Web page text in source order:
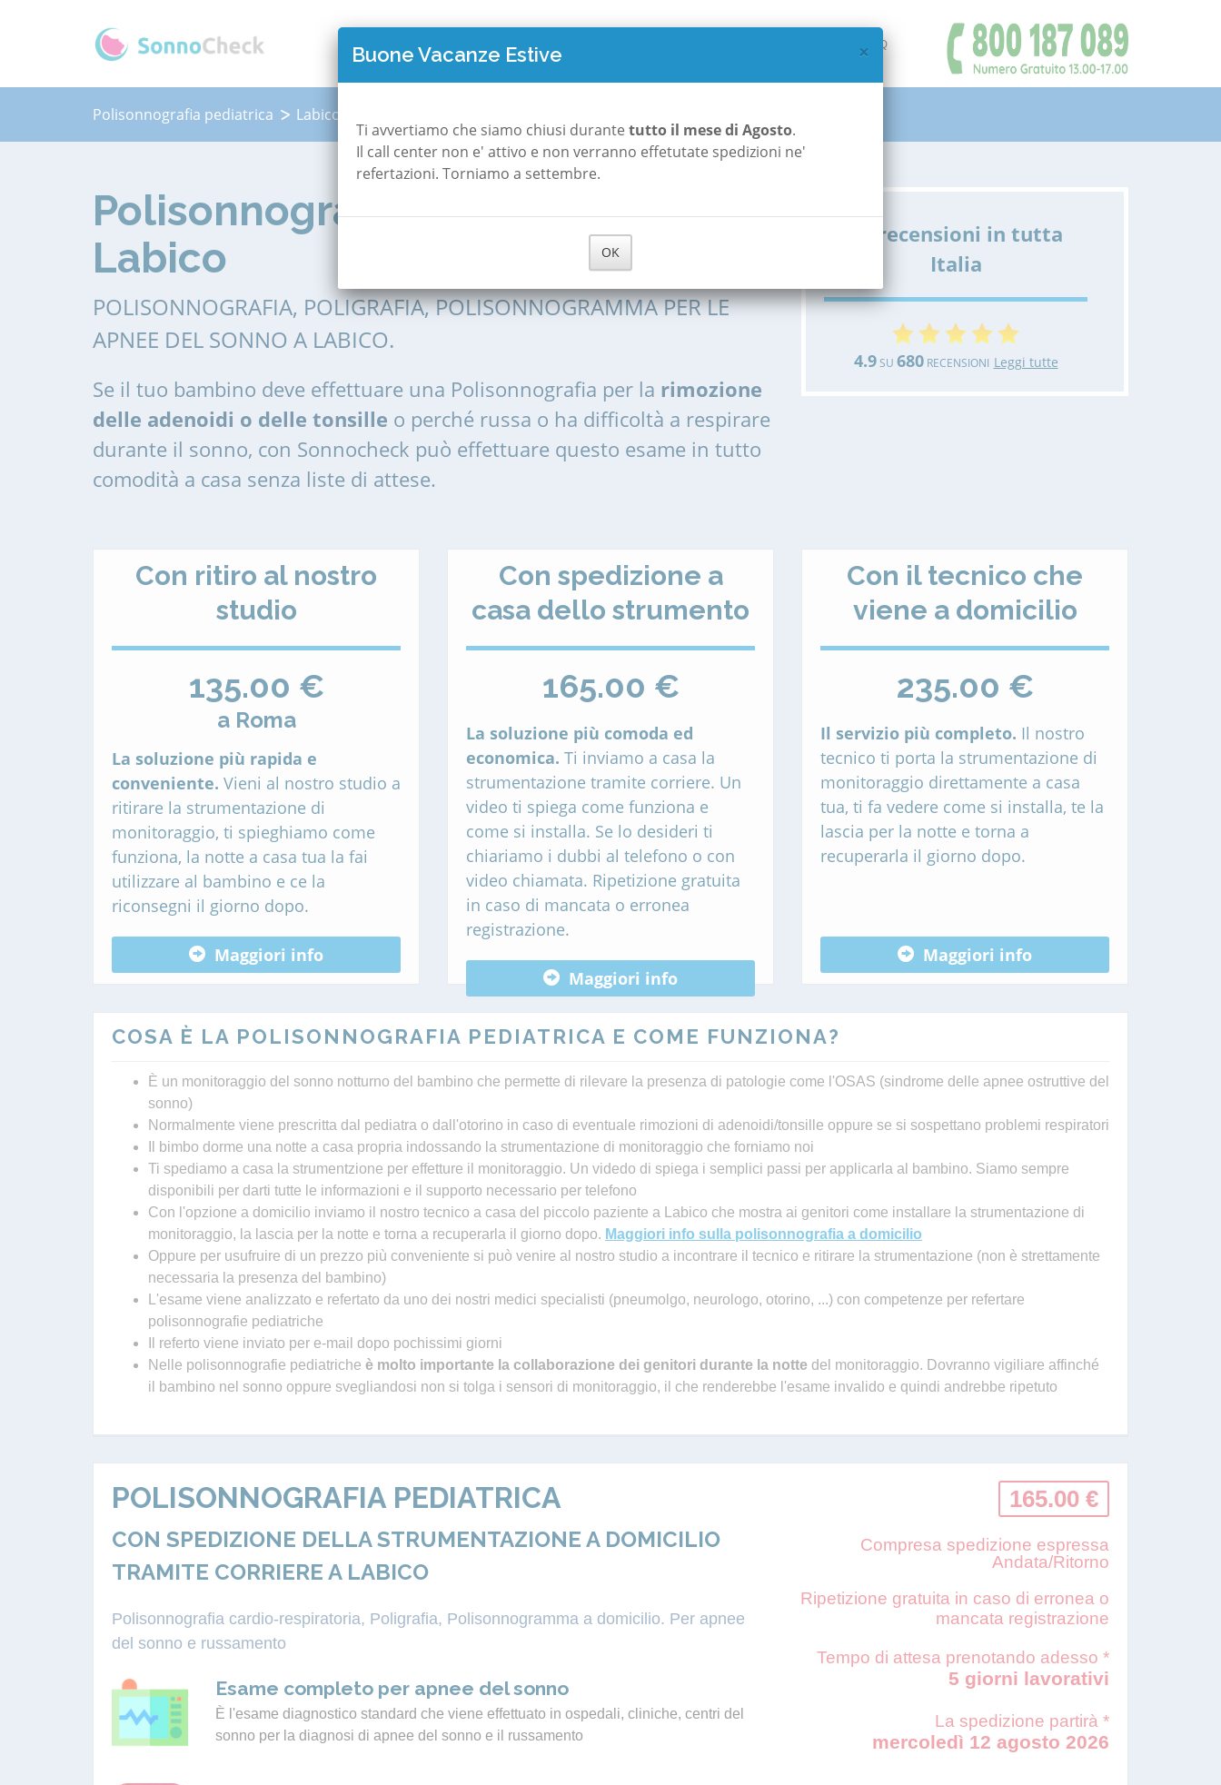
QUANTO COSTA POLISONNOGRAFIA FAQ
Polisonnografia pediatrica Labico
Polisonnografia Pediatrica a
Labico
POLISONNOGRAFIA, POLIGRAFIA, POLISONNOGRAMMA PER LE
APNEE DEL SONNO A LABICO.
Se il tuo bambino deve effettuare una Polisonnografia per la rimozione
delle adenoidi o delle tonsille o perché russa o ha difficoltà a respirare
durante il sonno, con Sonnocheck può effettuare questo esame in tutto
comodità a casa senza liste di attese.
Le recensioni in tutta
Italia
4.9SU 680RECENSIONI Leggi tutte
Con ritiro al nostro
studio
135.00 €
a Roma
La soluzione più rapida e
conveniente. Vieni al nostro studio a
ritirare la strumentazione di
monitoraggio, ti spieghiamo come
funziona, la notte a casa tua la fai
utilizzare al bambino e ce la
riconsegni il giorno dopo.
Maggiori info
Con spedizione a
casa dello strumento
165.00 €
La soluzione più comoda ed
economica. Ti inviamo a casa la
strumentazione tramite corriere. Un
video ti spiega come funziona e
come si installa. Se lo desideri ti
chiariamo i dubbi al telefono o con
video chiamata. Ripetizione gratuita
in caso di mancata o erronea
registrazione.
Maggiori info
Con il tecnico che
viene a domicilio
235.00 €
Il servizio più completo. Il nostro
tecnico ti porta la strumentazione di
monitoraggio direttamente a casa
tua, ti fa vedere come si installa, te la
lascia per la notte e torna a
recuperarla il giorno dopo.
Maggiori info
COSA È LA POLISONNOGRAFIA PEDIATRICA E COME FUNZIONA?
È un monitoraggio del sonno notturno del bambino che permette di rilevare la presenza di patologie come l'OSAS (sindrome delle apnee ostruttive del
sonno)
Normalmente viene prescritta dal pediatra o dall'otorino in caso di eventuale rimozioni di adenoidi/tonsille oppure se si sospettano problemi respiratori
Il bimbo dorme una notte a casa propria indossando la strumentazione di monitoraggio che forniamo noi
Ti spediamo a casa la strumentzione per effetture il monitoraggio. Un videdo di spiega i semplici passi per applicarla al bambino. Siamo sempre
disponibili per darti tutte le informazioni e il supporto necessario per telefono
Con l'opzione a domicilio inviamo il nostro tecnico a casa del piccolo paziente a Labico che mostra ai genitori come installare la strumentazione di
monitoraggio, la lascia per la notte e torna a recuperarla il giorno dopo. Maggiori info sulla polisonnografia a domicilio
Oppure per usufruire di un prezzo più conveniente si può venire al nostro studio a incontrare il tecnico e ritirare la strumentazione (non è strettamente
necessaria la presenza del bambino)
L'esame viene analizzato e refertato da uno dei nostri medici specialisti (pneumolgo, neurologo, otorino, ...) con competenze per refertare
polisonnografie pediatriche
Il referto viene inviato per e-mail dopo pochissimi giorni
Nelle polisonnografie pediatriche è molto importante la collaborazione dei genitori durante la notte del monitoraggio. Dovranno vigiliare affinché
il bambino nel sonno oppure svegliandosi non si tolga i sensori di monitoraggio, il che renderebbe l'esame invalido e quindi andrebbe ripetuto
POLISONNOGRAFIA PEDIATRICA
CON SPEDIZIONE DELLA STRUMENTAZIONE A DOMICILIO
TRAMITE CORRIERE A LABICO
Polisonnografia cardio-respiratoria, Poligrafia, Polisonnogramma a domicilio. Per apnee
del sonno e russamento
Esame completo per apnee del sonno
È l'esame diagnostico standard che viene effettuato in ospedali, cliniche, centri del
sonno per la diagnosi di apnee del sonno e il russamento
165.00 €
Compresa spedizione espressa
Andata/Ritorno
Ripetizione gratuita in caso di erronea o
mancata registrazione
Tempo di attesa prenotando adesso *
5 giorni lavorativi
La spedizione partirà *
mercoledì 12 agosto 2026
×
Buone Vacanze Estive
Ti avvertiamo che siamo chiusi durante tutto il mese di Agosto.
Il call center non e' attivo e non verranno effetutate spedizioni ne'
refertazioni. Torniamo a settembre.
OK